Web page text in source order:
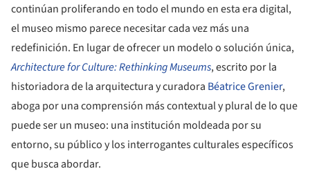
continúan proliferando en todo el mundo en esta era digital,
el museo mismo parece necesitar cada vez más una
redefinición. En lugar de ofrecer un modelo o solución única,
Architecture for Culture: Rethinking Museums, escrito por la
historiadora de la arquitectura y curadora Béatrice Grenier,
aboga por una comprensión más contextual y plural de lo que
puede ser un museo: una institución moldeada por su
entorno, su público y los interrogantes culturales específicos
que busca abordar.